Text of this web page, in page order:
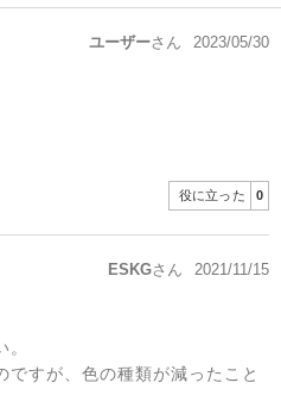
ユーザーさん 2023/05/30
役に立った 0
ESKGさん 2021/11/15
ですが、色の種類が減ったこと